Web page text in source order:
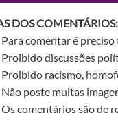
DOS COMENTÁRIOS:
Para comentar é
Proibido discussões
Proibido racismo,
Não poste muitas
Os comentários são de